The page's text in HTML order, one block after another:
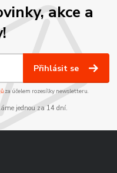
akce a
Přihlásit se
za účelem rozesílky newsletteru.
jednou za 14 dní.